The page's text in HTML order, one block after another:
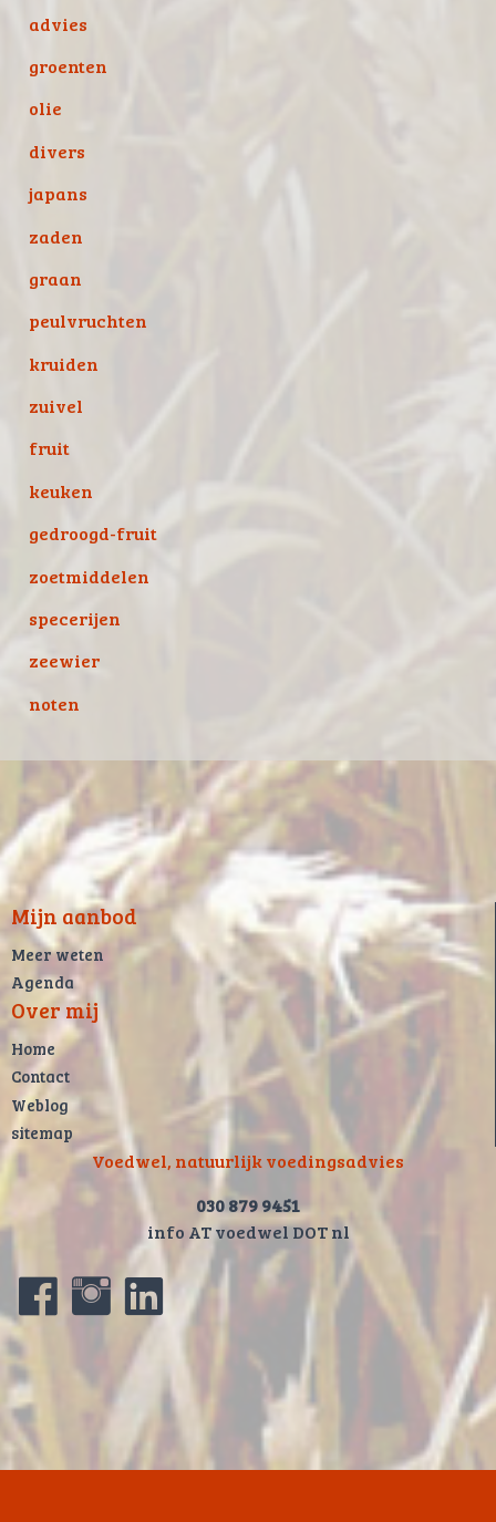
advies
groenten
olie
divers
japans
zaden
graan
peulvruchten
kruiden
zuivel
fruit
keuken
gedroogd-fruit
zoetmiddelen
specerijen
zeewier
noten
Mijn aanbod
Meer weten
Agenda
Over mij
Home
Contact
Weblog
sitemap
Voedwel, natuurlijk voedingsadvies
030 879 9451
info AT voedwel DOT nl